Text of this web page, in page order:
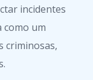
incidentes
como um
criminosas,